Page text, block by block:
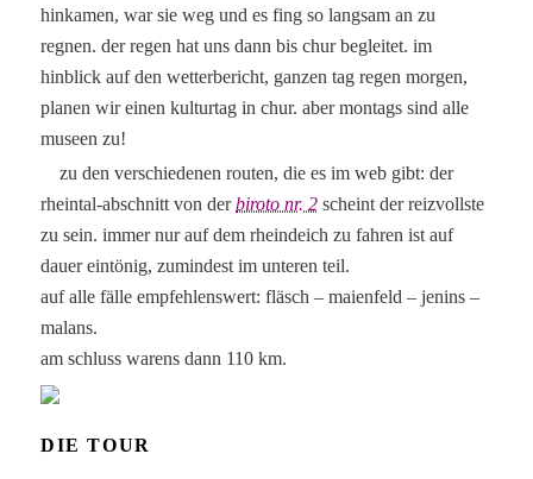
hinkamen, war sie weg und es fing so langsam an zu
regnen. der regen hat uns dann bis chur begleitet. im
hinblick auf den wetterbericht, ganzen tag regen morgen,
planen wir einen kulturtag in chur. aber montags sind alle
museen zu!
zu den verschiedenen routen, die es im web gibt: der
rheintal-abschnitt von derbiroto nr. 2 scheint der reizvollste
zu sein. immer nur auf dem rheindeich zu fahren ist auf
dauer eintönig, zumindest im unteren teil.
auf alle fälle empfehlenswert: fläsch – maienfeld – jenins –
malans.
am schluss warens dann 110 km.
DIE TOUR